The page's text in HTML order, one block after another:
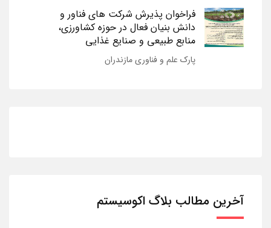
فراخوان پذیرش شرکت های فناور و
دانش بنیان فعال در حوزه کشاورزی،
منابع طبیعی و صنایع غذایی
پارک علم و فناوری مازندران
آخرین مطالب بلاگ اکوسیستم